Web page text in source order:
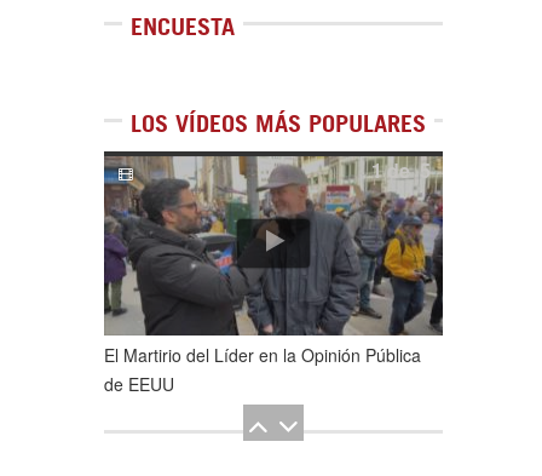
ENCUESTA
LOS VÍDEOS MÁS POPULARES
1de5
El Martirio del Líder en la Opinión Pública
de EEUU